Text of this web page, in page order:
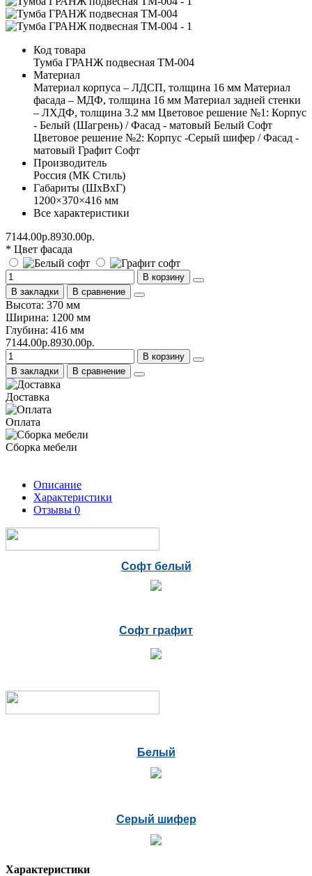
Код товара
Тумба ГРАНЖ подвесная ТМ-004
Материал
Материал корпуса – ЛДСП, толщина 16 мм Материал
фасада – МДФ, толщина 16 мм Материал задней стенки
– ЛХДФ, толщина 3.2 мм Цветовое решение №1: Корпус
- Белый (Шагрень) / Фасад - матовый Белый Софт
Цветовое решение №2: Корпус -Серый шифер / Фасад -
матовый Графит Софт
Производитель
Россия (МК Стиль)
Габариты (ШхВхГ)
1200×370×416 мм
Все характеристики
7144.00р.8930.00р.
* Цвет фасада
В корзину
В закладки
В сравнение
Высота: 370 мм
Ширина: 1200 мм
Глубина: 416 мм
7144.00р.8930.00р.
В корзину
В закладки
В сравнение
Доставка
Оплата
Сборка мебели
Описание
Характеристики
Отзывы 0
Софт белый
Софт графит
Белый
Серый шифер
Характеристики